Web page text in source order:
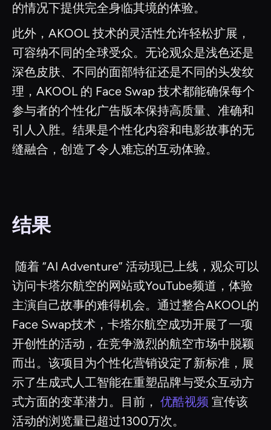
的情况下提供完全身临其境的体验。
此外，AKOOL 技术的灵活性允许轻松扩展，
可容纳不同的全球受众。无论观众是浅色还是
深色皮肤、不同的面部特征还是不同的头发纹
理，AKOOL 的 Face Swap 技术都能确保每个
参与者的个性化广告版本保持高质量、准确和
引人入胜。结果是个性化内容和电影故事的无
缝融合，创造了令人难忘的互动体验。
结果
‍ 随着 “AI Adventure” 活动现已上线，观众可以
访问卡塔尔航空的网站或YouTube频道，体验
主演自己故事的难得机会。通过整合AKOOL的
Face Swap技术，卡塔尔航空成功开展了一项
开创性的活动，在竞争激烈的航空市场中脱颖
而出。该项目为个性化营销设定了新标准，展
示了生成式人工智能在重塑品牌与受众互动方
式方面的变革潜力。目前， 优酷视频 宣传该
活动的浏览量已超过1300万次。